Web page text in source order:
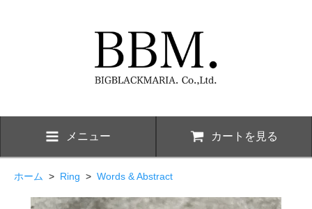
メニュー カートを見る
ホーム > Ring > Words & Abstract